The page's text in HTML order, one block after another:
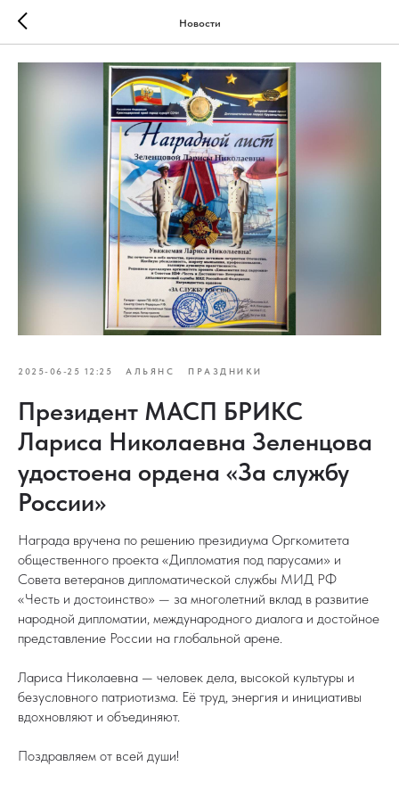
Новости
2025-06-25 12:25 АЛЬЯНС ПРАЗДНИКИ
Президент МАСП БРИКС
Лариса Николаевна Зеленцова
удостоена ордена «За службу
России»
Награда вручена по решению президиума Оргкомитета
общественного проекта «Дипломатия под парусами» и
Совета ветеранов дипломатической службы МИД РФ
«Честь и достоинство» — за многолетний вклад в развитие
народной дипломатии, международного диалога и достойное
представление России на глобальной арене.
Лариса Николаевна — человек дела, высокой культуры и
безусловного патриотизма. Её труд, энергия и инициативы
вдохновляют и объединяют.
Поздравляем от всей души!